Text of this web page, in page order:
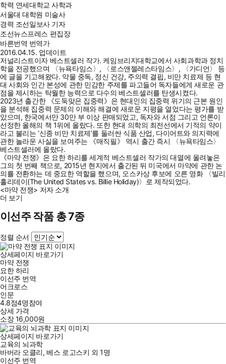
학력 연세대학교 사학과
서울대 대학원 미술사
경력 조선일보사 기자
조선뉴스프레스 편집장
바른번역 번역가
2016.04.15. 업데이트
저널리스트이자 베스트셀러 작가. 케임브리지대학교에서 사회과학과 정치
학을 전공했으며 〈뉴욕타임스〉, 〈로스앤젤레스타임스〉, 〈가디언〉 등
에 글을 기고해왔다. 약물 중독, 정신 건강, 주의력 결핍, 비만 치료제 등 현
대 사회와 인간 본성에 관한 민감한 주제를 파고들어 독자들에게 새로운 관
점을 제시하는 탁월한 능력으로 다수의 베스트셀러를 탄생시켰다.
2023년 출간한 《도둑맞은 집중력》은 현대인의 집중력 위기의 근본 원인
을 분석해 집중력 문제의 이해와 해결에 새로운 지평을 열었다는 평가를 받
았으며, 한국에서만 30만 부 이상 판매되었고, 독자와 서점 그리고 언론이
선정한 올해의 책 1위에 올랐다. 또한 현대 의학의 최전선에서 기적의 약이
라고 불리는 ‘신종 비만 치료제’를 둘러싼 식품 산업, 다이어트와 의지력에
관한 놀라운 사실을 보여주는 《매직필》 역시 출간 즉시 〈뉴욕타임스〉
베스트셀러에 올랐다.
《마약 전쟁》은 요한 하리를 세계적 베스트셀러 작가의 대열에 올려놓은
그의 첫 번째 책으로, 2015년 현지에서 출간된 뒤 미국에서 마약에 관한 논
의를 전환하는 데 중요한 역할을 했으며, 오스카상 후보에 오른 영화 〈빌리
홀리데이(The United States vs. Billie Holiday)〉로 제작되었다.
<마약 전쟁> 저자 소개
더 보기
이선주 작품 총 7종
정렬 순서
상세페이지 바로가기
마약 전쟁
요한 하리
이선주 번역
어크로스
인문
4.8점4명참여
상세 가격
소장16,000원
상세페이지 바로가기
교육의 뇌과학
바버라 오클리,베스 로고스키 외1명
이선주 번역